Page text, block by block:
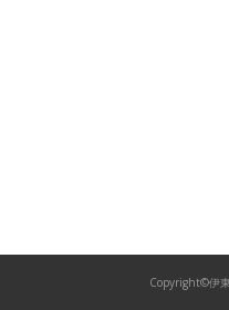
Copyright©伊